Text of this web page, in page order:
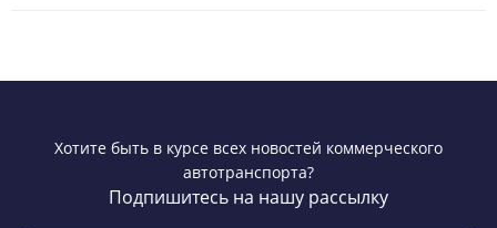
Хотите быть в курсе всех новостей коммерческого
автотранспорта?
Подпишитесь на нашу рассылку